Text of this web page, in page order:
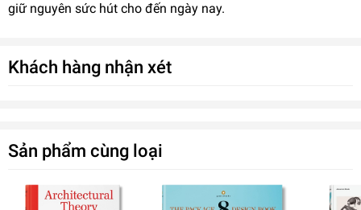
giữ nguyên sức hút cho đến ngày nay.
Khách hàng nhận xét
Sản phẩm cùng loại